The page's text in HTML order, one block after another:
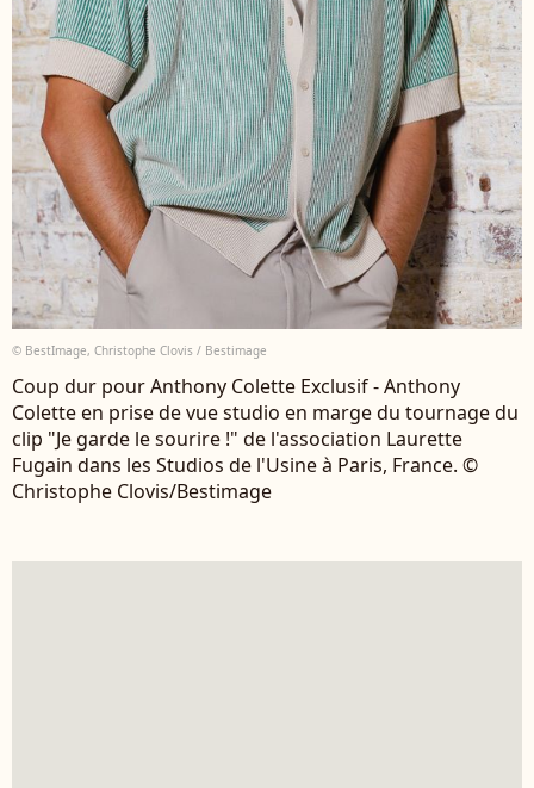
© BestImage, Christophe Clovis / Bestimage
Coup dur pour Anthony Colette Exclusif - Anthony
Colette en prise de vue studio en marge du tournage du
clip "Je garde le sourire !" de l'association Laurette
Fugain dans les Studios de l'Usine à Paris, France. ©
Christophe Clovis/Bestimage